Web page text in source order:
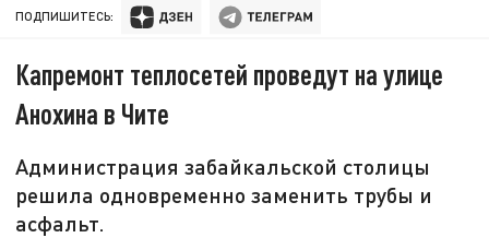
ПОДПИШИТЕСЬ:
Капремонт теплосетей проведут на улице
Анохина в Чите
Администрация забайкальской столицы
решила одновременно заменить трубы и
асфальт.